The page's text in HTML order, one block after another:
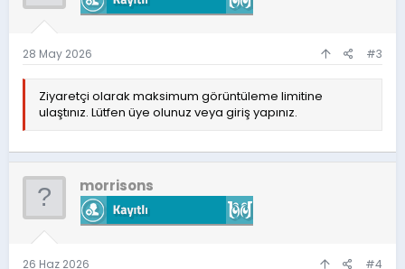
28 May 2026 #3
Ziyaretçi olarak maksimum görüntüleme limitine
ulaştınız. Lütfen üye olunuz veya giriş yapınız.
morrisons
26 Haz 2026 #4